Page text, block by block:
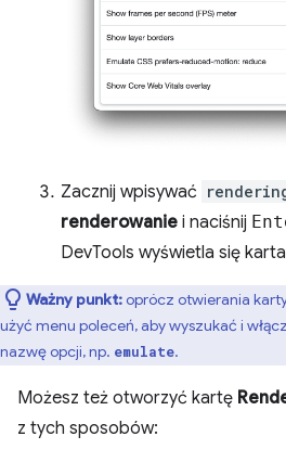
Zacznij wpisywać
renderowanie i naciśnij
DevTools wyświetla się karta
Ważny punkt:oprócz otwierania
użyć menu poleceń, aby wyszukać i
nazwę opcji, np. emulate.
Możesz też otworzyć kartę
z tych sposobów: